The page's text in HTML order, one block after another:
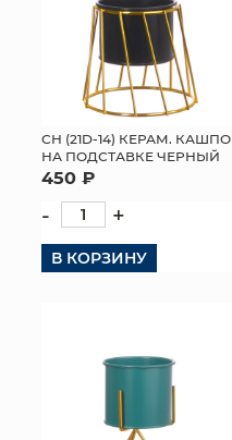
СН (21D-14) КЕРАМ. КАШПО
НА ПОДСТАВКЕ ЧЕРНЫЙ
450 ₽
- +
В КОРЗИНУ